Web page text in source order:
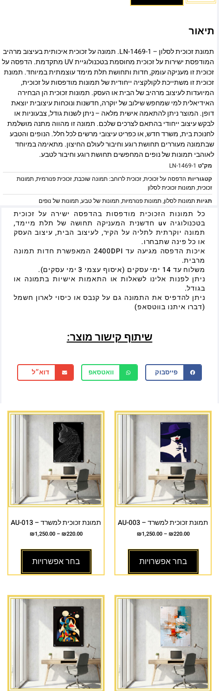
תיאור
תמונת זכוכית לסלון – LN-1469-1. תמונה על זכוכית איכותית בעיצוב מרהיב
המודפסת ישירות על זכוכית מחוסמת בטכנולוגיית UV מתקדמת. הדפסה על
זכוכית זו מעניקה עומק, חדות ותחושת תלת מימד עוצמתית במיוחד. תמונת
זכוכית זו משתייכת לקולקציה ייחודית של תמונות מודפסות על זכוכית,
המיועדות לעיצוב מרהיב של הבית או העסק. תמונות זכוכית הן הבחירה
האידיאלית למי שמחפש שילוב של יוקרה, חדשנות ונוכחות עיצובית יוצאת
דופן. המוצר ניתן להתאמה אישית מלאה – ניתן לשנות גודל, צבעוניות או
לבקש עיצוב ייחודי בהתאם לצרכים שלכם. תמונה זו מהווה מתנה מושלמת
לחנוכת בית, משרד חדש, או כפריט עיצובי מרשים לכל חלל. הנופים והטבע
שבתמונה מעוררים תחושת רוגע וחיבור לעולם החיצון. מתאימה במיוחד
לאוהבי תמונות של נופים המחפשים תחושת רוגע וחיבור לטבע.
מק"ט LN-1469-1
קטגוריות הדפסה על זכוכית,זכוכית לרוחב: תמונה שוכבת,זכוכית פנורמית,תמונות
זכוכית,תמונות זכוכית לסלון
תגיותתמונות לסלון,תמונות פנורמיות,תמונות של טבע,תמונות של נופים
כל תמונות הזכוכית מודפסות בהדפסה ישירה על זכוכית
בטכנולוגיה uv חדשנית המעניקה תחושה של תלת מיימד,
תמונה יוקרתית לתליה על הקיר, לעיצוב הבית, עיצוב העסק
או כל פינה שתבחרו.
איכות הדפסה מגיעה עד 2400DPI המאפשרת חדות תמונה
מרבית.
משלוח עד 14 ימי עסקים (איסוף עצמי 3 ימי עסקים).
ניתן לפנות אלינו לשאלות או התאמות אישיות בתמונה או
בגודל.
ניתן להדפיס את התמונה גם על קנבס או כיסוי לארון חשמל
(דברו איתנו בווטסאפ)
שיתוף קישור מוצר:
פייסבוק וואטסאפ דוא״ל
תמונת זכוכית למשרד – AU-003
₪220.00
–
₪1,250.00
בחר אפשרויות
תמונת זכוכית למשרד – AU-013
₪220.00
–
₪1,250.00
בחר אפשרויות